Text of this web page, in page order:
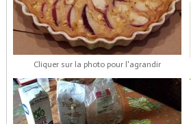
Cliquer sur la photo pour l'agrandir